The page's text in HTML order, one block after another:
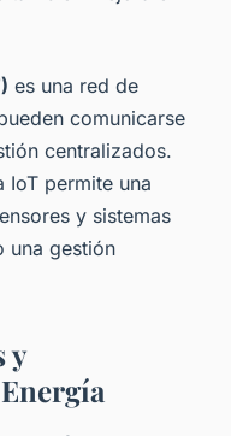
es una red de
comunicarse
centralizados.
IoT permite una
y sistemas
una gestión
y